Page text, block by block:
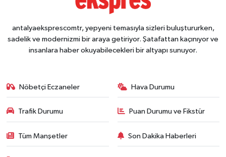
antalyaeksprescomtr, yepyeni temasıyla sizleri buluştururken,
sadelik ve modernizmi bir araya getiriyor. Şatafattan kaçınıyor ve
insanlara haber okuyabilecekleri bir altyapı sunuyor.
Nöbetçi Eczaneler Hava Durumu
Trafik Durumu Puan Durumu ve Fikstür
Tüm Manşetler Son Dakika Haberleri